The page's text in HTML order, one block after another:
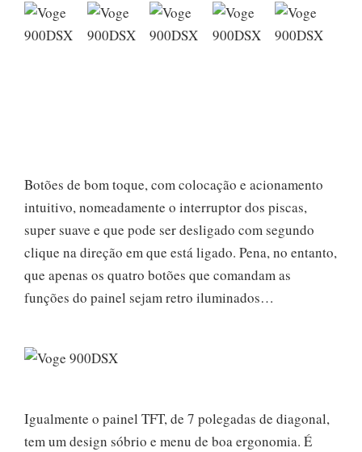
Botões de bom toque, com colocação e acionamento
intuitivo, nomeadamente o interruptor dos piscas,
super suave e que pode ser desligado com segundo
clique na direção em que está ligado. Pena, no entanto,
que apenas os quatro botões que comandam as
funções do painel sejam retro iluminados…
Igualmente o painel TFT, de 7 polegadas de diagonal,
tem um design sóbrio e menu de boa ergonomia. É